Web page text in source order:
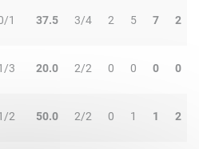
1 37.5 3/4 2 5 7 2
3 20.0 2/2 0 0 0 0
2 50.0 2/2 0 1 1 2